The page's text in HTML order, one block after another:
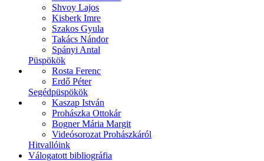
Shvoy Lajos
Kisberk Imre
Szakos Gyula
Takács Nándor
Spányi Antal
Püspökök
Rosta Ferenc
Erdő Péter
Segédpüspökök
Kaszap István
Prohászka Ottokár
Bogner Mária Margit
Videósorozat Prohászkáról
Hitvallóink
Válogatott bibliográfia